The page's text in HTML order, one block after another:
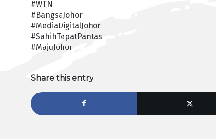
#WTN
#BangsaJohor
#MediaDigitalJohor
#SahihTepatPantas
#MajuJohor
Share this entry